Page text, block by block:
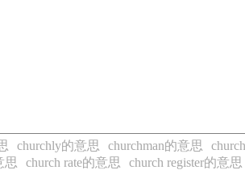
churchly的意思 churchman的意思
思 church rate的意思 church register的意思